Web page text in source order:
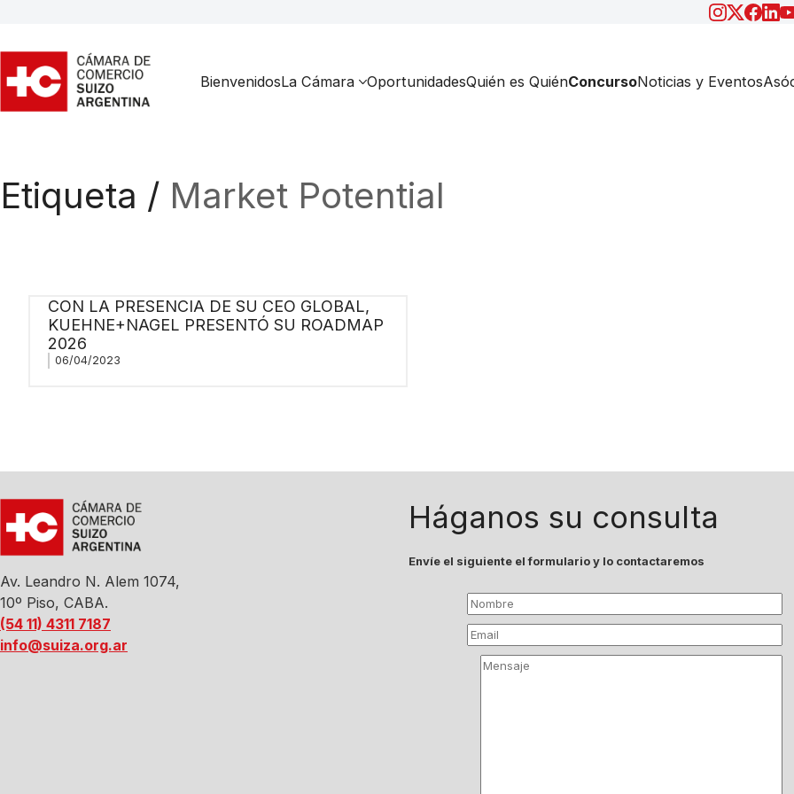
BienvenidosLa Cámara OportunidadesQuién es QuiénConcursoNoticias y Eventos
Etiqueta / Market Potential
CON LA PRESENCIA DE SU CEO GLOBAL,
KUEHNE+NAGEL PRESENTÓ SU ROADMAP
2026
06/04/2023
Av. Leandro N. Alem 1074,
10º Piso, CABA.
(54 11) 4311 7187
info@suiza.org.ar
Háganos su consulta
Envíe el siguiente el formulario y lo contactaremos